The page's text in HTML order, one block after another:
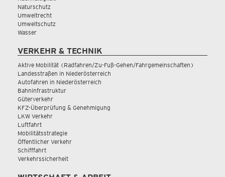
Naturschutz
Umweltrecht
Umweltschutz
Wasser
VERKEHR & TECHNIK
Aktive Mobilität (Radfahren/Zu-Fuß-Gehen/Fahrgemeinschaften)
Landesstraßen in Niederösterreich
Autofahren in Niederösterreich
Bahninfrastruktur
Güterverkehr
KFZ-Überprüfung & Genehmigung
LKW Verkehr
Luftfahrt
Mobilitätsstrategie
Öffentlicher Verkehr
Schifffahrt
Verkehrssicherheit